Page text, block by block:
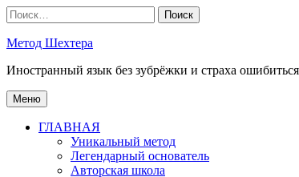
Перейти
к
содержимому
Найти:
Метод Шехтера
Иностранный язык без зубрёжки и страха
Меню
ГЛАВНАЯ
Уникальный метод
Легендарный основатель
Авторская школа